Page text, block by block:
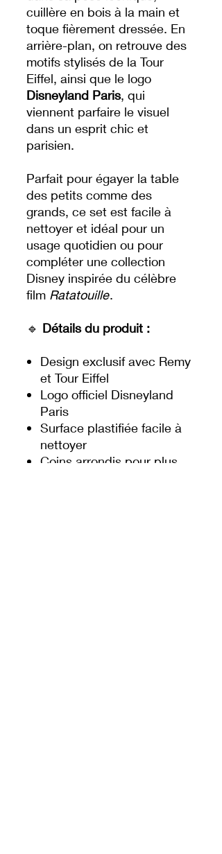
cuillère en bois à la main et
toque fièrement dressée. En
arrière-plan, on retrouve des
motifs stylisés de la Tour
Eiffel, ainsi que le logo
Disneyland Paris, qui
viennent parfaire le visuel
dans un esprit chic et
parisien.
Parfait pour égayer la table
des petits comme des
grands, ce set est facile à
nettoyer et idéal pour un
usage quotidien ou pour
compléter une collection
Disney inspirée du célèbre
film Ratatouille.
🔹 Détails du produit :
Design exclusif avec Remy
et Tour Eiffel
Logo officiel Disneyland
Paris
Surface plastifiée facile à
nettoyer
Coins arrondis pour plus